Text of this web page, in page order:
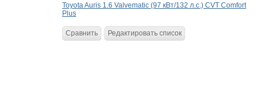
Toyota Auris 1.6 Valvematic (97 кВт/132 л.с.) CVT Comfort
Plus
Сравнить Редактировать список